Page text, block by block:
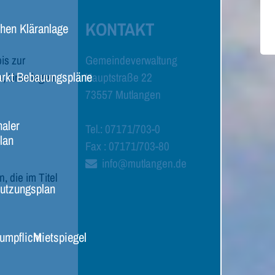
Kläranlage
Bebauungspläne
Mietspiegel
zur
Unterlagen
die im Titel
KONTAKT
Gemeindeverwaltung
Hauptstraße 22
73557 Mutlangen
Tel.: 07171/703-0
Fax : 07171/703-80
info@mutlangen.de